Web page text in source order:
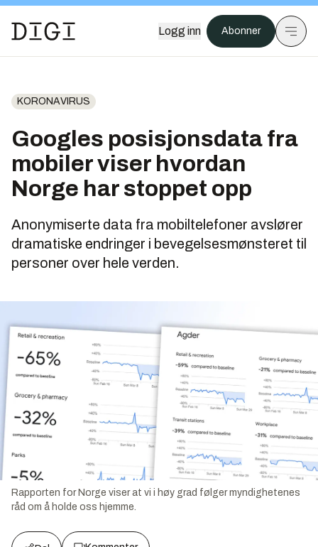
Logg inn Abonner
KORONAVIRUS
Googles posisjonsdata fra
mobiler viser hvordan
Norge har stoppet opp
Anonymiserte data fra mobiltelefoner avslører
dramatiske endringer i bevegelsesmønsteret til
personer over hele verden.
Rapporten for Norge viser at vi i høy grad følger myndighetenes
råd om å holde oss hjemme.